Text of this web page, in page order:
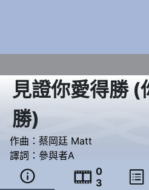
見證你愛得勝(
勝)
作曲： 蔡岡廷 Matt
譯詞： 參與者A
  0
3
